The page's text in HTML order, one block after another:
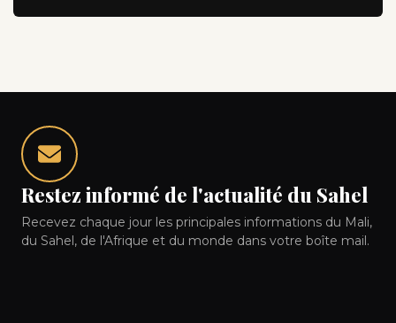
Restez informé de l'actualité du Sahel
Recevez chaque jour les principales informations du Mali,
du Sahel, de l'Afrique et du monde dans votre boîte mail.